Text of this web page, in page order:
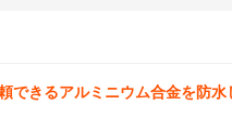
できるアルミニウム合金を防水